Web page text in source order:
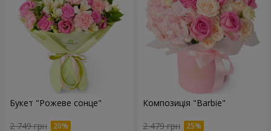
Букет "Рожеве сонце"
2 749 грн
Композиція "Barbie"
2 479 грн